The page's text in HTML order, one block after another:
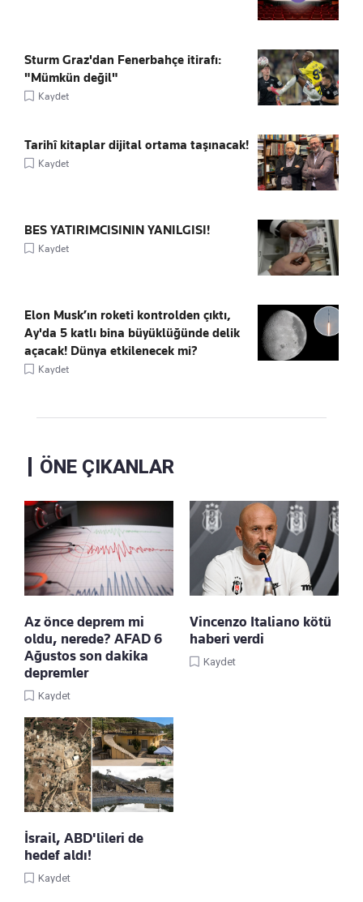
Sturm Graz'dan Fenerbahçe itirafı:
"Mümkün değil"
Kaydet
Tarihî kitaplar dijital ortama taşınacak!
Kaydet
BES YATIRIMCISININ YANILGISI!
Kaydet
Elon Musk’ın roketi kontrolden çıktı,
Ay'da 5 katlı bina büyüklüğünde delik
açacak! Dünya etkilenecek mi?
Kaydet
ÖNE ÇIKANLAR
Az önce deprem mi
oldu, nerede? AFAD 6
Ağustos son dakika
depremler
Kaydet
Vincenzo Italiano kötü
haberi verdi
Kaydet
İsrail, ABD'lileri de
hedef aldı!
Kaydet